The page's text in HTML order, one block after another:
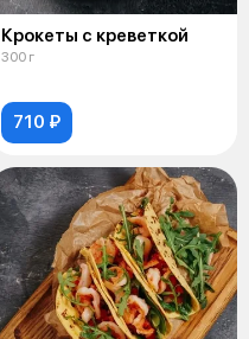
Крокеты с креветкой
300 г
710 ₽